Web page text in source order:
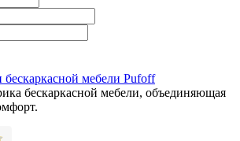
бескаркасной мебели, объединяющая